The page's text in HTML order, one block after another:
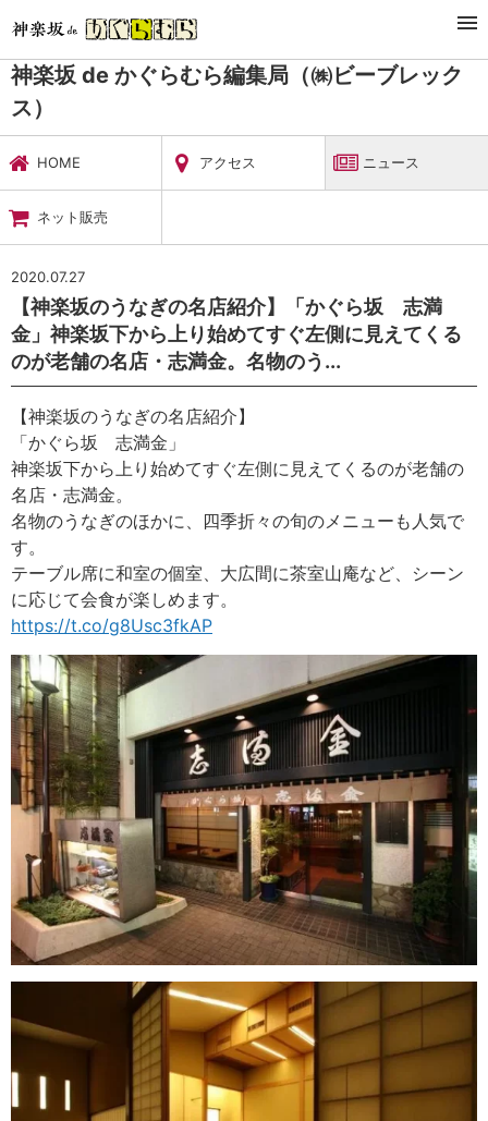
暮らし・娯楽
神楽坂 de かぐらむら編集局（㈱ビーブレックス）
ニュース
神楽坂 de かぐらむら編集局（㈱ビーブレック
ス）
HOME アクセス ニュース
ネット販売
2020.07.27
【神楽坂のうなぎの名店紹介】「かぐら坂 志満
金」神楽坂下から上り始めてすぐ左側に見えてくる
のが老舗の名店・志満金。名物のう...
【神楽坂のうなぎの名店紹介】
「かぐら坂 志満金」
神楽坂下から上り始めてすぐ左側に見えてくるのが老舗の
名店・志満金。
名物のうなぎのほかに、四季折々の旬のメニューも人気で
す。
テーブル席に和室の個室、大広間に茶室山庵など、シーン
に応じて会食が楽しめます。
https://t.co/g8Usc3fkAP